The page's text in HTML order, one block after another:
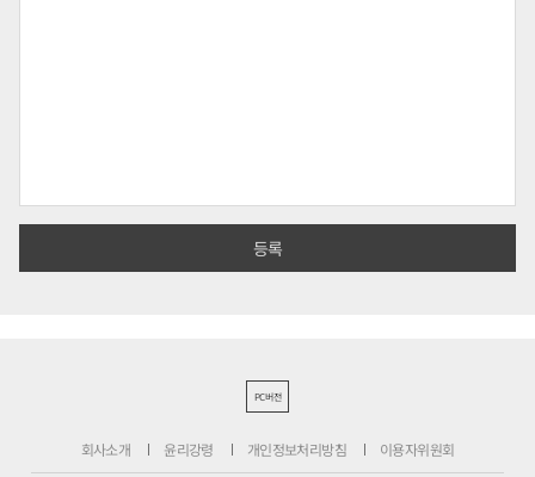
PC버전
회사소개 윤리강령 개인정보처리방침 이용자위원회